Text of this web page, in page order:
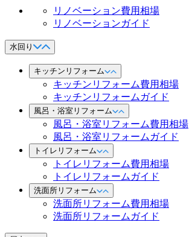
リノベーション費用相場
リノベーションガイド
水回り
キッチンリフォーム
キッチンリフォーム費用相場
キッチンリフォームガイド
風呂・浴室リフォーム
風呂・浴室リフォーム費用相場
風呂・浴室リフォームガイド
トイレリフォーム
トイレリフォーム費用相場
トイレリフォームガイド
洗面所リフォーム
洗面所リフォーム費用相場
洗面所リフォームガイド